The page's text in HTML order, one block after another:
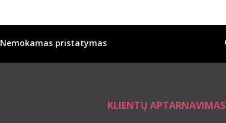
Nemokamas pristatymas
KLIENTŲ APTARNAVIMAS